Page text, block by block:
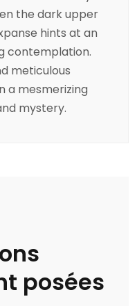
the dark upper
hints at an
contemplation.
meticulous
a mesmerizing
mystery.
posées